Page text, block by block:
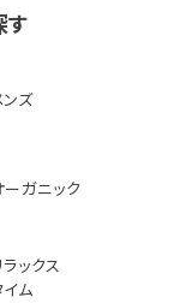
す
ンズ
ーガニック
ラックス
イム